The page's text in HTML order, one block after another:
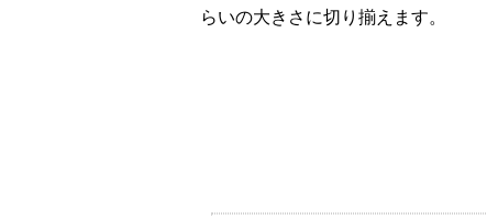
らいの大きさに切り揃えます。